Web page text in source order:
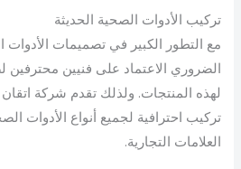
تركيب الأدوات الصحية الحديثة
مع التطور الكبير في تصميمات
الضروري الاعتماد على فنيين
لهذه المنتجات. ولذلك تقدم شركة
تركيب احترافية لجميع أنواع الأدوات
العلامات التجارية.